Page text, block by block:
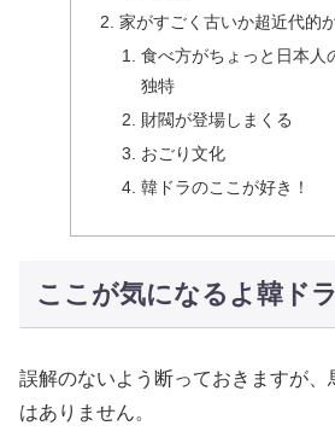
家がすごく古いか超近代的
食べ方がちょっと日本人
独特
財閥が登場しまくる
おごり文化
韓ドラのここが好き！
ここが気になるよ韓ドラ
誤解のないよう断っておきますが
はありません。